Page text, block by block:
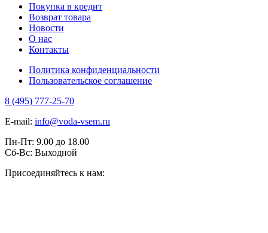
Покупка в кредит
Возврат товара
Новости
О нас
Контакты
Политика конфиденциальности
Пользовательское соглашение
8 (495) 777-25-70
E-mail: info@voda-vsem.ru
Пн-Пт: 9.00 до 18.00
Сб-Вс: Выходной
Присоединяйтесь к нам: